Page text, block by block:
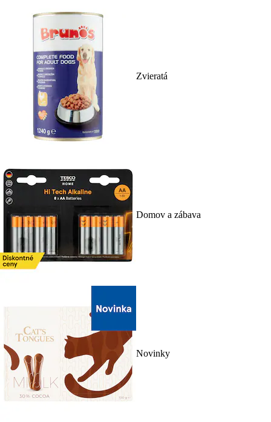
Zvieratá
Domov a zábava
Novinky